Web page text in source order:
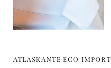
ATLASKANTE ECO-IMPORT